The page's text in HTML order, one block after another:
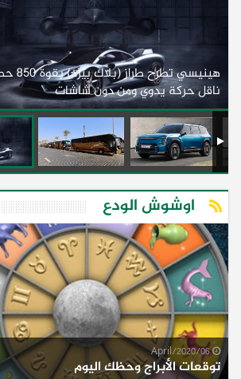
هينيسي تطرح
ناقل حركة يدوي ومن دون شاشات
اوشوش الودع
06/April/2020
توقعات الأبراج وحظك اليوم